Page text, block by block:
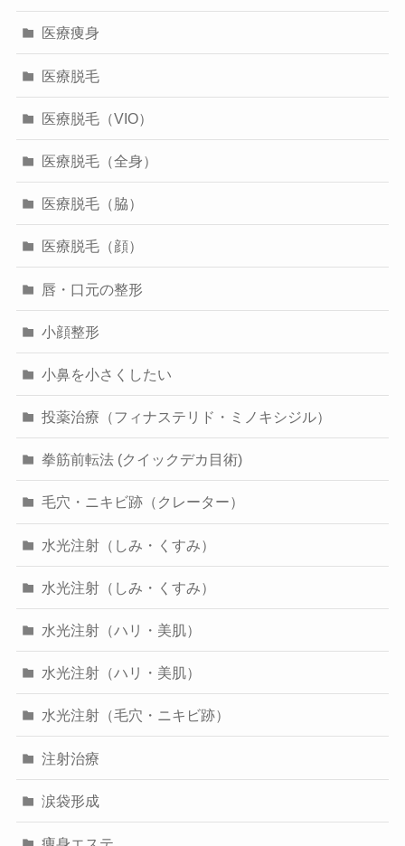
医療痩身
医療脱毛
医療脱毛（VIO）
医療脱毛（全身）
医療脱毛（脇）
医療脱毛（顔）
唇・口元の整形
小顔整形
小鼻を小さくしたい
投薬治療（フィナステリド・ミノキシジル）
拳筋前転法 (クイックデカ目術)
毛穴・ニキビ跡（クレーター）
水光注射（しみ・くすみ）
水光注射（しみ・くすみ）
水光注射（ハリ・美肌）
水光注射（ハリ・美肌）
水光注射（毛穴・ニキビ跡）
注射治療
涙袋形成